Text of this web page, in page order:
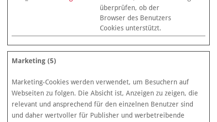
überprüfen, ob der
Browser des Benutzers
Cookies unterstützt.
Marketing (5)
Marketing-Cookies werden verwendet, um Besuchern auf
Webseiten zu folgen. Die Absicht ist, Anzeigen zu zeigen, die
relevant und ansprechend für den einzelnen Benutzer sind
und daher wertvoller für Publisher und werbetreibende